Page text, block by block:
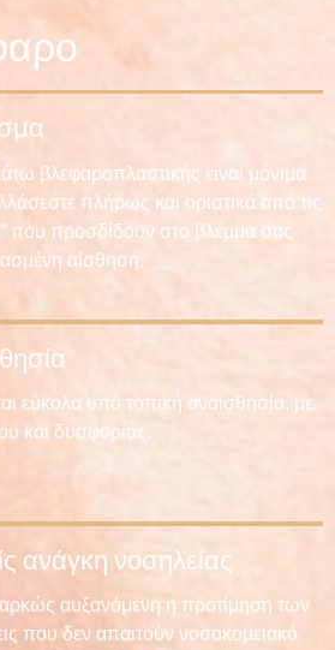
βλεφαροπλαστικής είναι μόνιμα
πλήρως και οριστικά από τις
που προσδίδουν στο βλέμμα σας
αίσθηση.
εύκολα υπό τοπική αναισθησία, με
και δυσφορίας.
ανάγκη νοσηλείας
αυξανόμενη η προτίμηση των
που δεν απαιτούν νοσοκομειακό